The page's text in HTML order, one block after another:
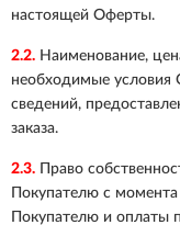
настоящей Оферты.
2.2. Наименование,
необходимые условия
сведений,
заказа.
2.3. Право
Покупателю с
Покупателю и оплаты